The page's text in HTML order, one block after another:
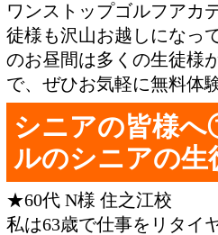
ワンストップゴルフアカ
徒様も沢山お越しになっ
のお昼間は多くの生徒様
で、ぜひお気軽に無料体
シニアの皆様
ルのシニアの生
★60代 N様 住之江校
私は63歳で仕事をリタイ